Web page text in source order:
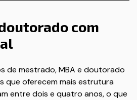
com
de mestrado, MBA e doutorado
que oferecem mais estrutura
entre dois e quatro anos, o que